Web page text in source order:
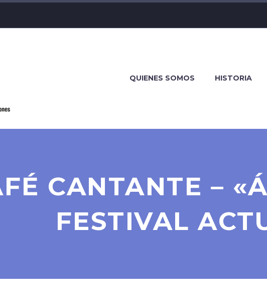
QUIENES SOMOS HISTORIA
CANTANTE –
FESTIVAL